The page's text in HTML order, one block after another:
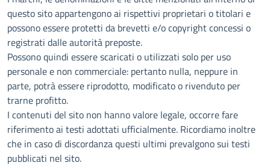
questo sito appartengono ai rispettivi proprietari o titolari e
possono essere protetti da brevetti e/o copyright concessi o
registrati dalle autorità preposte.
Possono quindi essere scaricati o utilizzati solo per uso
personale e non commerciale: pertanto nulla, neppure in
parte, potrà essere riprodotto, modificato o rivenduto per
trarne profitto.
I contenuti del sito non hanno valore legale, occorre fare
riferimento ai testi adottati ufficialmente. Ricordiamo inoltre
che in caso di discordanza questi ultimi prevalgono sui testi
pubblicati nel sito.